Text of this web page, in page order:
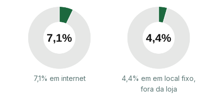
7,1% em internet
4,4% em em local fixo,
fora da loja